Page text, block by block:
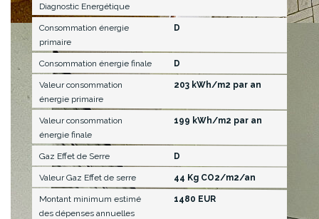
Diagnostic Energétique
Consommation énergie
primaire
D
Consommation énergie finale D
Valeur consommation
énergie primaire
203 kWh/m2 par an
Valeur consommation
énergie finale
199 kWh/m2 par an
Gaz Effet de Serre D
Valeur Gaz Effet de serre 44 Kg CO2/m2/an
Montant minimum estimé
des dépenses annuelles
1480 EUR